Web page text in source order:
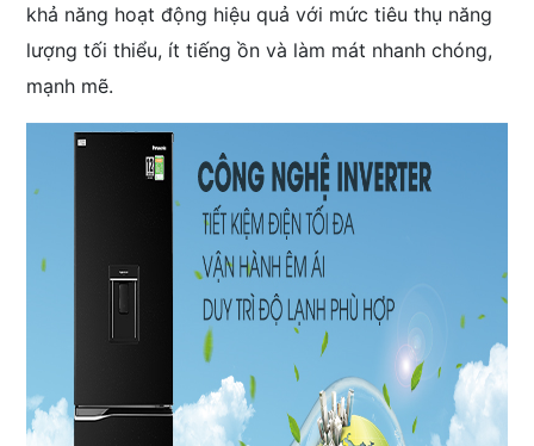
khả năng hoạt động hiệu quả với mức tiêu thụ năng
lượng tối thiểu, ít tiếng ồn và làm mát nhanh chóng,
mạnh mẽ.